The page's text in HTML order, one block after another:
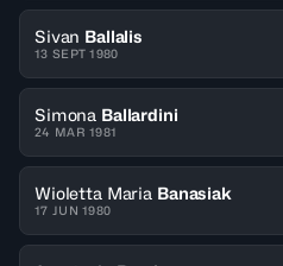
Sivan Ballalis
13 SEPT 1980
Simona Ballardini
24 MAR 1981
Wioletta Maria Banasiak
17 JUN 1980